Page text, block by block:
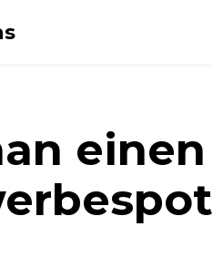
einen